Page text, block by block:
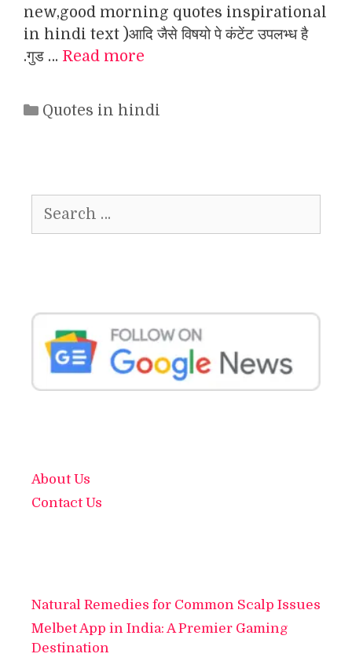
new,good morning quotes inspirational
in hindi text )आदि जैसे विषयो पे कंटेंट उपलभ्ध है
.गुड … Read more
Categories
Quotes in hindi
for:
About Us
Contact Us
Natural Remedies for Common Scalp Issues
Melbet App in India: A Premier Gaming
Destination